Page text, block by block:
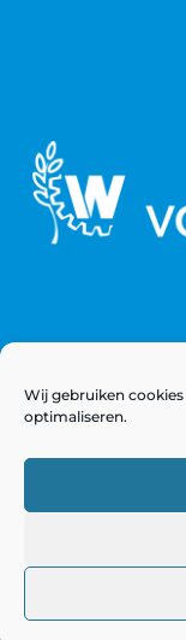
Wij gebruiken
optimaliseren.
©